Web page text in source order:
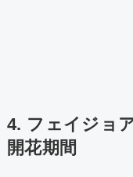
4. フェイジョ
開花期間